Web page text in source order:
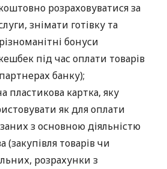
розраховуватися за
знімати готівку та
бонуси
під час оплати товарів
банку);
пластикова картка, яку
як для оплати
з основною діяльністю
(закупівля товарів чи
розрахунки з